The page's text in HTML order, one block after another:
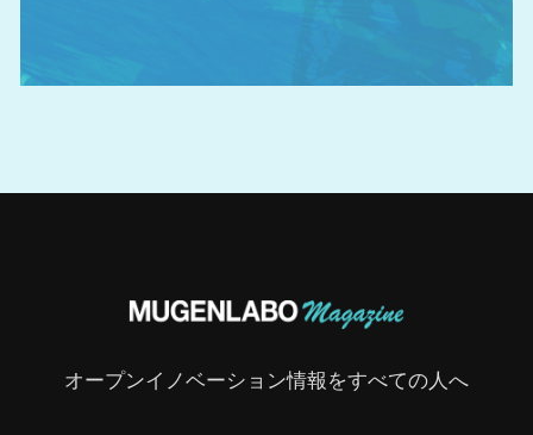
オープンイノベーション情報をすべての人へ